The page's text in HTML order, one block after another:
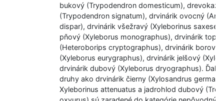
bukový (Trypodendron domesticum), drevokaz
(Trypodendron signatum), drvinárik ovocný
dispar), drvinárik všežravý (Xyleborinus
pňový (Xyleborus monographus), drvinárik
(Heteroborips cryptographus), drvinárik
(Xyleborus eurygraphus), drvinárik jelšový
drvinárik dubový (Xyleborus dryographus). Ďalej
druhy ako drvinárik čierny (Xylosandrus
Xyleborinus attenuatus a jadrohlod dubový